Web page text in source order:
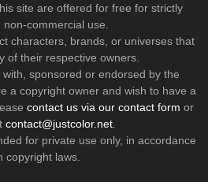
site are offered for free for strictly
non-commercial use.
characters, brands, or universes that
of their respective owners.
sponsored or endorsed by the
a copyright owner and wish to have a
contact us via our contact form or
contact@justcolor.net.
for private use only, in accordance
copyright laws.